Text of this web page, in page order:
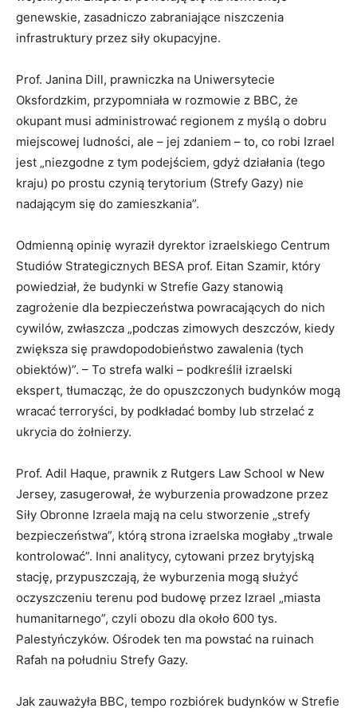
genewskie, zasadniczo zabraniające niszczenia
infrastruktury przez siły okupacyjne.
Prof. Janina Dill, prawniczka na Uniwersytecie
Oksfordzkim, przypomniała w rozmowie z BBC, że
okupant musi administrować regionem z myślą o dobru
miejscowej ludności, ale – jej zdaniem – to, co robi Izrael
jest „niezgodne z tym podejściem, gdyż działania (tego
kraju) po prostu czynią terytorium (Strefy Gazy) nie
nadającym się do zamieszkania”.
Odmienną opinię wyraził dyrektor izraelskiego Centrum
Studiów Strategicznych BESA prof. Eitan Szamir, który
powiedział, że budynki w Strefie Gazy stanowią
zagrożenie dla bezpieczeństwa powracających do nich
cywilów, zwłaszcza „podczas zimowych deszczów, kiedy
zwiększa się prawdopodobieństwo zawalenia (tych
obiektów)”. – To strefa walki – podkreślił izraelski
ekspert, tłumacząc, że do opuszczonych budynków mogą
wracać terroryści, by podkładać bomby lub strzelać z
ukrycia do żołnierzy.
Prof. Adil Haque, prawnik z Rutgers Law School w New
Jersey, zasugerował, że wyburzenia prowadzone przez
Siły Obronne Izraela mają na celu stworzenie „strefy
bezpieczeństwa”, którą strona izraelska mogłaby „trwale
kontrolować”. Inni analitycy, cytowani przez brytyjską
stację, przypuszczają, że wyburzenia mogą służyć
oczyszczeniu terenu pod budowę przez Izrael „miasta
humanitarnego”, czyli obozu dla około 600 tys.
Palestyńczyków. Ośrodek ten ma powstać na ruinach
Rafah na południu Strefy Gazy.
Jak zauważyła BBC, tempo rozbiórek budynków w Strefie